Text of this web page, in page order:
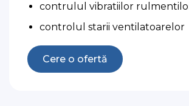
contrulul vibratiilor
controlul starii ventilatoarelor
Cere o ofertă